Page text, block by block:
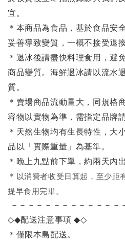
宜。
＊本商品為食品，基於食品安
妥善導致變質，一概不接受退換
＊退冰後請盡快料理食用，避
商品變質。海鮮退冰請以流水
質。
＊賣場商品流動量大，同規格
容物以實物為準，需指定品牌
＊天然生物均有生長特性，大
品以「實際重量」為基準。
＊晚上九點前下單，約兩天內
＊ 以消費者收受日算起，至少距
提早食用完畢。
－－－－－－－－－－－－－
◇◆配送注意事項◆◇
＊僅限本島配送。